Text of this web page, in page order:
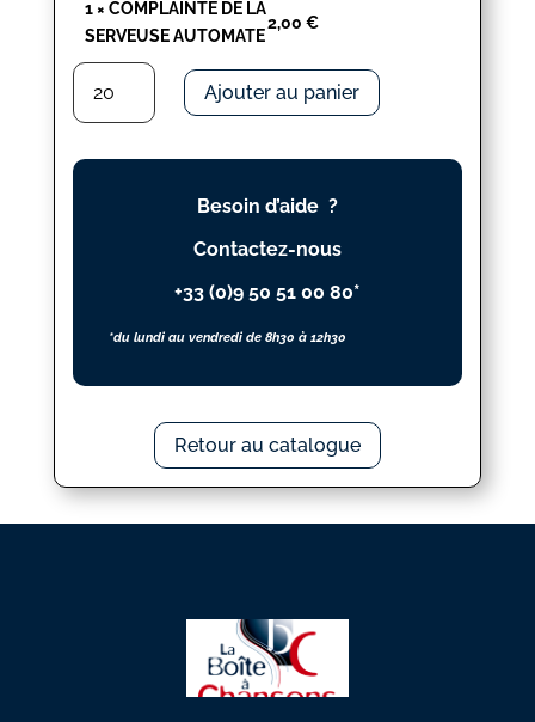
1× COMPLAINTE DE LA
SERVEUSE AUTOMATE
2,00 €
quantité
COMPLAINTE
DE
Ajouter au panier
Besoin d’aide ?
Contactez-nous
+33 (0)9 50 51 00 80*
*du lundi au vendredi de 8h30 à 12h30
Retour au catalogue